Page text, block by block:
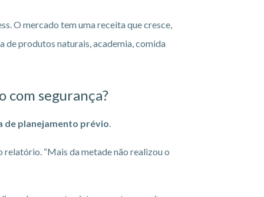
O mercado tem uma receita que cresce,
de produtos naturais, academia, comida
com segurança?
de planejamento prévio.
“Mais da metade não realizou o